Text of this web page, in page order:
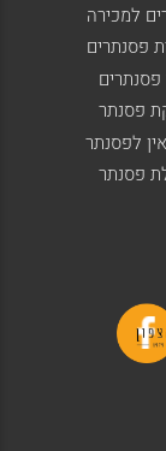
למכירה
פסנתרים
פסנתרים
פסנתר
לפסנתר
פסנתר